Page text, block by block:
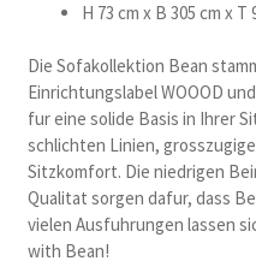
H 73 cm x B 305 cm x T
Die Sofakollektion Bean
Einrichtungslabel WOOOD
fur eine solide Basis in Ihrer
schlichten Linien,
Sitzkomfort. Die niedrigen
Qualitat sorgen dafur, dass
vielen Ausfuhrungen lassen
with Bean!